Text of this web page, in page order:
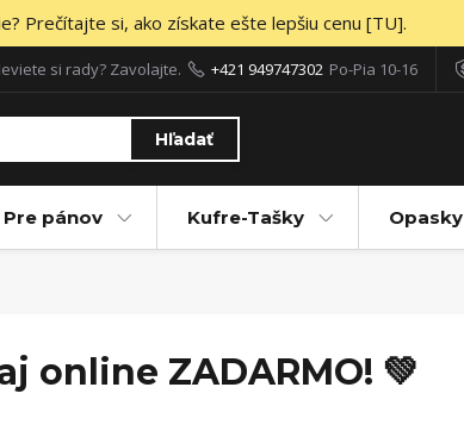
Prečítajte si, ako získate ešte lepšiu cenu [TU].
Hľadať
si rady? Zavolajte. +421 949747302 Po-Pia 10-16
Pre pánov Kufre-Tašky Opasky
online ZADARMO! 💚